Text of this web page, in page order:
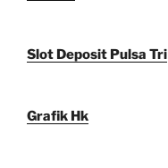
Slot Deposit Pulsa Tri
Grafik Hk